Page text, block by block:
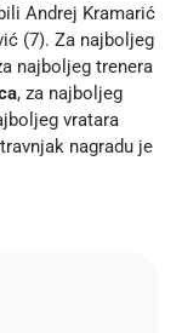
Andrej Kramarić
(7). Za najboljeg
najboljeg trenera
, za najboljeg
vratara
nagradu je